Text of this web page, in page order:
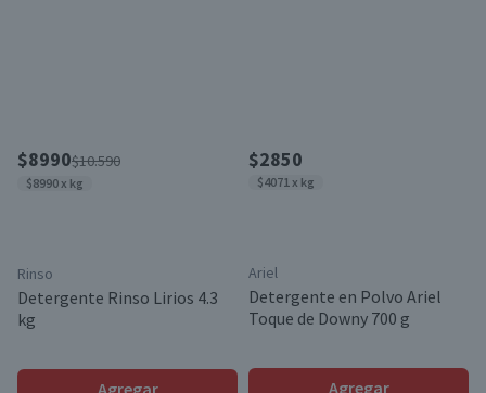
$8990$10.590
$8990 x kg
Rinso
Detergente Rinso Lirios 4.3
kg
Agregar
$2850
$4071 x kg
Ariel
Detergente en Polvo Ariel
Toque de Downy 700 g
Agregar